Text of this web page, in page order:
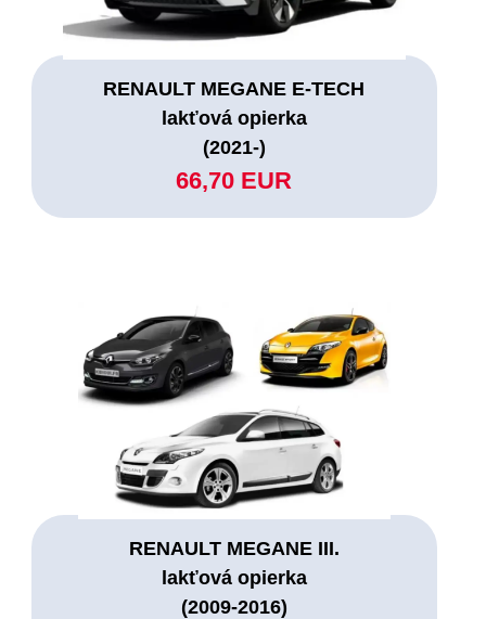
RENAULT MEGANE E-TECH
lakťová opierka
(2021-)
66,70 EUR
RENAULT MEGANE III.
lakťová opierka
(2009-2016)